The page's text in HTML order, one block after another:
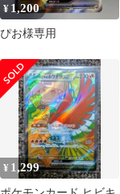
¥ 1,200
ぴお様専用
¥ 1,299